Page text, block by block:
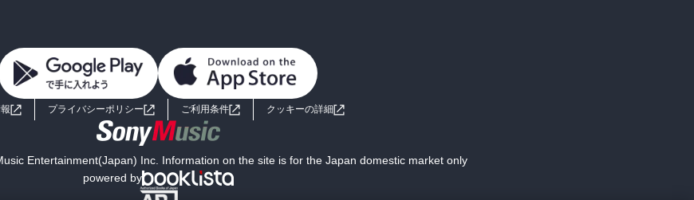
プライバシーポリシー ご利用条件 クッキーの詳細
Entertainment(Japan) Inc. Information on the site is for the Japan domestic market only
powered by